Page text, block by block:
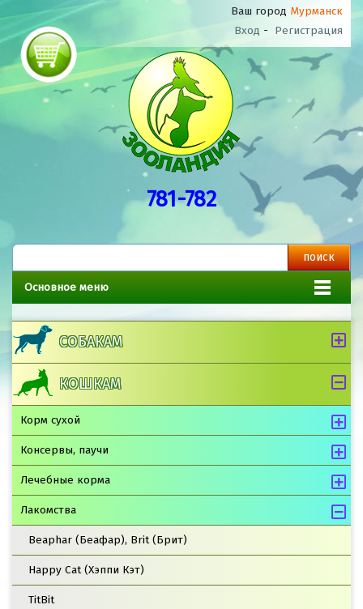
Ваш город Мурманск
Вход - Регистрация
781-782
Основное меню
СОБАКАМ
КОШКАМ
Корм сухой
Консервы, паучи
Лечебные корма
Лакомства
Beaphar (Беафар), Brit (Брит)
Happy Cat (Хэппи Кэт)
TitBit